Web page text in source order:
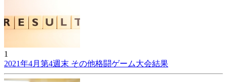
1
2021年4月第4週末 その他格闘ゲーム大会結果